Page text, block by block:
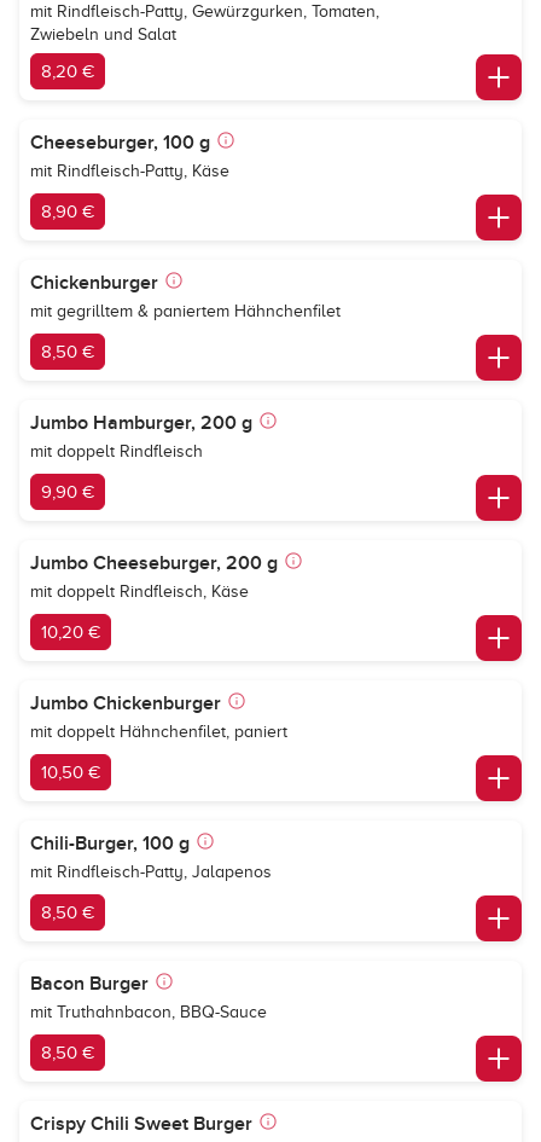
mit Rindfleisch-Patty, Gewürzgurken, Tomaten,
Zwiebeln und Salat
8,20 €
Cheeseburger, 100 g
mit Rindfleisch-Patty, Käse
8,90 €
Chickenburger
mit gegrilltem & paniertem Hähnchenfilet
8,50 €
Jumbo Hamburger, 200 g
mit doppelt Rindfleisch
9,90 €
Jumbo Cheeseburger, 200 g
mit doppelt Rindfleisch, Käse
10,20 €
Jumbo Chickenburger
mit doppelt Hähnchenfilet, paniert
10,50 €
Chili-Burger, 100 g
mit Rindfleisch-Patty, Jalapenos
8,50 €
Bacon Burger
mit Truthahnbacon, BBQ-Sauce
8,50 €
Crispy Chili Sweet Burger